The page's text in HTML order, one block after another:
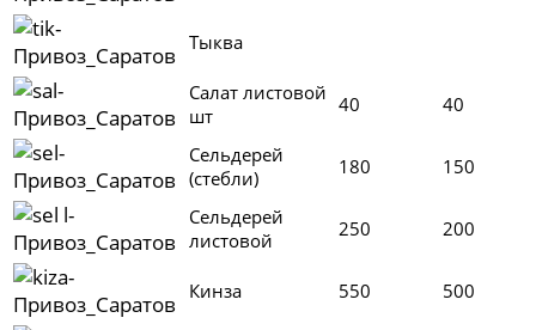
Тыква
Салат листовой
шт
40 40
Сельдерей
(стебли)
180 150
Сельдерей
листовой
250 200
Кинза 550 500